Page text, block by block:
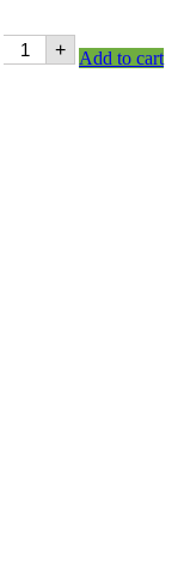
+
Add to cart